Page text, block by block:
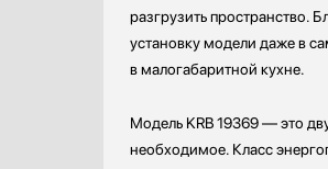
разгрузить пространство.
установку модели даже в
в малогабаритной кухне.
Модель KRB 19369 — это
необходимое. Класс